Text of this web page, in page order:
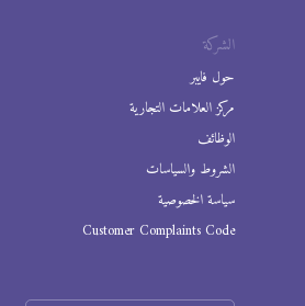
الشركة
حول فايبر
مركز العلامات التجارية
الوظائف
الشروط والسياسات
سياسة الخصوصية
Customer Complaints Code